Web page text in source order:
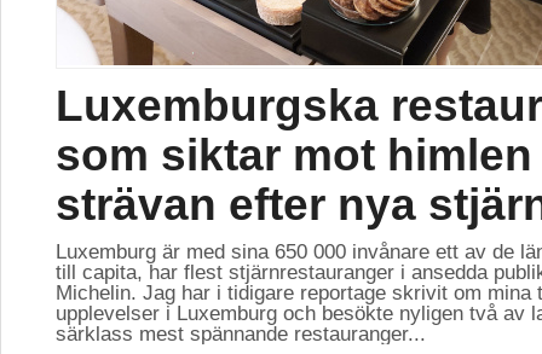
Luxemburgska
som siktar mot
strävan efter nya
Luxemburg är med sina 650 000 invånare ett av de
till capita, har flest stjärnrestauranger i ansedda
Michelin. Jag har i tidigare reportage skrivit om mina
upplevelser i Luxemburg och besökte nyligen två av
särklass mest spännande restauranger...